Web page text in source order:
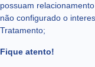
possuam
não configurado o
Tratamento;
Fique atento!